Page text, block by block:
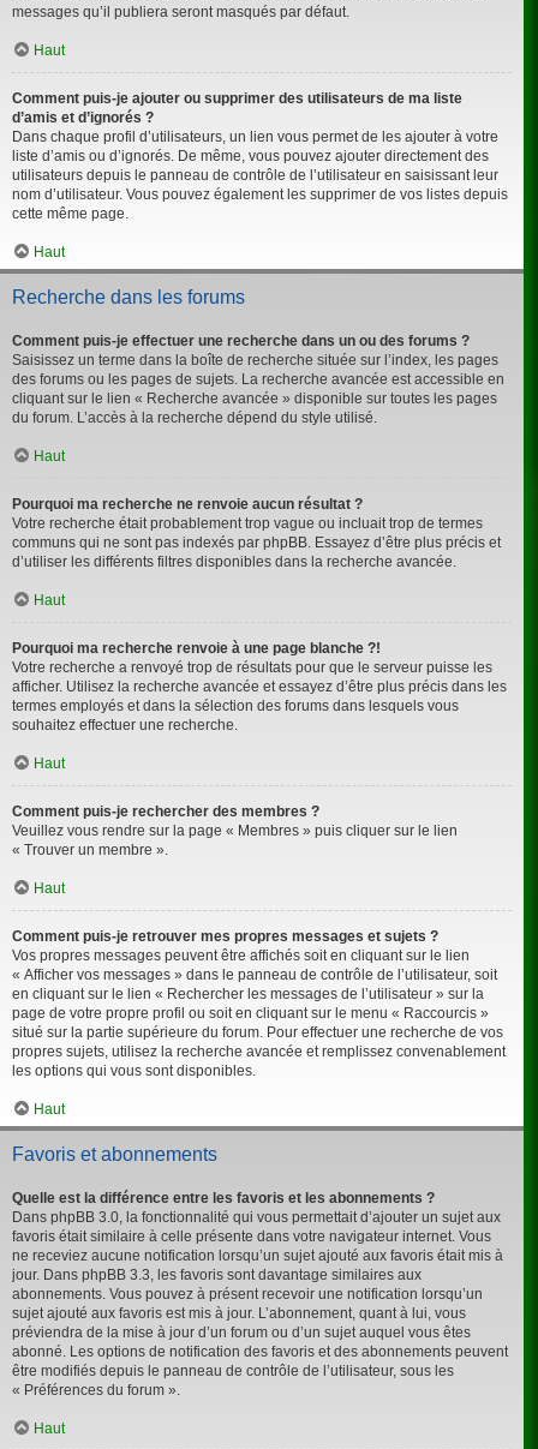
messages qu’il publiera seront masqués par défaut.
Haut
Comment puis-je ajouter ou supprimer des utilisateurs de ma liste
d’amis et d’ignorés ?
Dans chaque profil d’utilisateurs, un lien vous permet de les ajouter à votre
liste d’amis ou d’ignorés. De même, vous pouvez ajouter directement des
utilisateurs depuis le panneau de contrôle de l’utilisateur en saisissant leur
nom d’utilisateur. Vous pouvez également les supprimer de vos listes depuis
cette même page.
Haut
Recherche dans les forums
Comment puis-je effectuer une recherche dans un ou des forums ?
Saisissez un terme dans la boîte de recherche située sur l’index, les pages
des forums ou les pages de sujets. La recherche avancée est accessible en
cliquant sur le lien « Recherche avancée » disponible sur toutes les pages
du forum. L’accès à la recherche dépend du style utilisé.
Haut
Pourquoi ma recherche ne renvoie aucun résultat ?
Votre recherche était probablement trop vague ou incluait trop de termes
communs qui ne sont pas indexés par phpBB. Essayez d’être plus précis et
d’utiliser les différents filtres disponibles dans la recherche avancée.
Haut
Pourquoi ma recherche renvoie à une page blanche ?!
Votre recherche a renvoyé trop de résultats pour que le serveur puisse les
afficher. Utilisez la recherche avancée et essayez d’être plus précis dans les
termes employés et dans la sélection des forums dans lesquels vous
souhaitez effectuer une recherche.
Haut
Comment puis-je rechercher des membres ?
Veuillez vous rendre sur la page « Membres » puis cliquer sur le lien
« Trouver un membre ».
Haut
Comment puis-je retrouver mes propres messages et sujets ?
Vos propres messages peuvent être affichés soit en cliquant sur le lien
« Afficher vos messages » dans le panneau de contrôle de l’utilisateur, soit
en cliquant sur le lien « Rechercher les messages de l’utilisateur » sur la
page de votre propre profil ou soit en cliquant sur le menu « Raccourcis »
situé sur la partie supérieure du forum. Pour effectuer une recherche de vos
propres sujets, utilisez la recherche avancée et remplissez convenablement
les options qui vous sont disponibles.
Haut
Favoris et abonnements
Quelle est la différence entre les favoris et les abonnements ?
Dans phpBB 3.0, la fonctionnalité qui vous permettait d’ajouter un sujet aux
favoris était similaire à celle présente dans votre navigateur internet. Vous
ne receviez aucune notification lorsqu’un sujet ajouté aux favoris était mis à
jour. Dans phpBB 3.3, les favoris sont davantage similaires aux
abonnements. Vous pouvez à présent recevoir une notification lorsqu’un
sujet ajouté aux favoris est mis à jour. L’abonnement, quant à lui, vous
préviendra de la mise à jour d’un forum ou d’un sujet auquel vous êtes
abonné. Les options de notification des favoris et des abonnements peuvent
être modifiés depuis le panneau de contrôle de l’utilisateur, sous les
« Préférences du forum ».
Haut